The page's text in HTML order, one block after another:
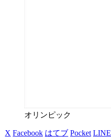
オリンピック
X Facebook はてブ Pocket LINE